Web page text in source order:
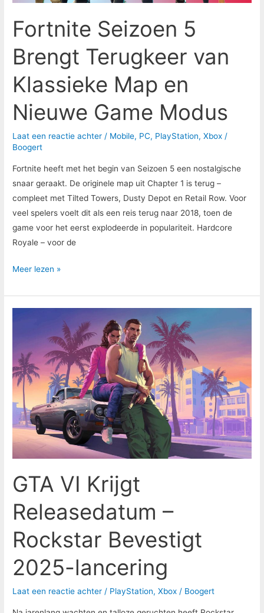
Fortnite Seizoen 5
Brengt Terugkeer van
Klassieke Map en
Nieuwe Game Modus
Laat een reactie achter / Mobile, PC, PlayStation,Xbox /
Boogert
Fortnite heeft met het begin van Seizoen 5 een nostalgische
snaar geraakt. De originele map uit Chapter 1 is terug –
compleet met Tilted Towers, Dusty Depot en Retail Row. Voor
veel spelers voelt dit als een reis terug naar 2018, toen de
game voor het eerst explodeerde in populariteit. Hardcore
Royale – voor de
Game
Modus
Meer lezen »
GTA VI Krijgt
Releasedatum –
Rockstar Bevestigt
2025-lancering
Laat een reactie achter / PlayStation,Xbox / Boogert
Releasedatum
–
Rockstar
Bevestigt
2025-
lancering